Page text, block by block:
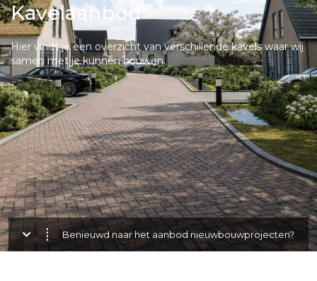
Kavelaanbod
Hier vindt je een overzicht van verschillende kavels waar wij
samen met je kunnen bouwen.
Benieuwd naar het aanbod nieuwbouwprojecten?